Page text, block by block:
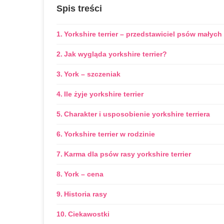
Spis treści
Yorkshire terrier – przedstawiciel psów małych
Jak wygląda yorkshire terrier?
York – szczeniak
Ile żyje yorkshire terrier
Charakter i usposobienie yorkshire terriera
Yorkshire terrier w rodzinie
Karma dla psów rasy yorkshire terrier
York – cena
Historia rasy
Ciekawostki